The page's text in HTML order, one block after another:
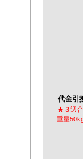
代金引
★３辺
重量